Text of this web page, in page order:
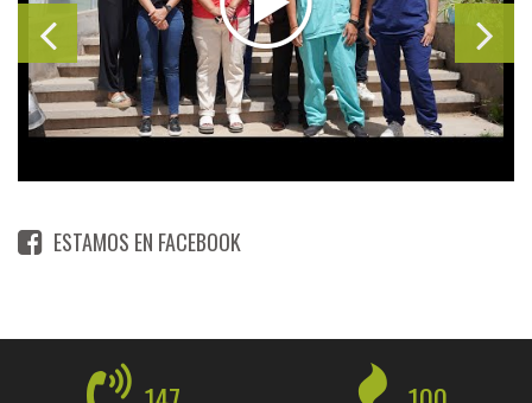
ESTAMOS EN FACEBOOK